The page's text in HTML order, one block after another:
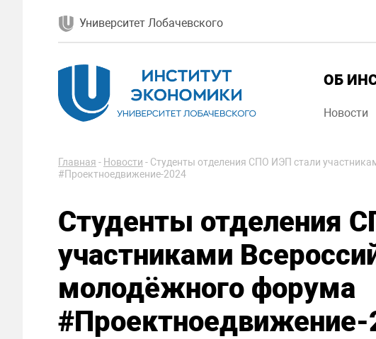
Университет Лобачевского
ОБ
Новости
Главная - Новости - Студенты отделения СПО ИЭП стали
#Проектноедвижение-2024
Студенты отделения
участниками
молодёжного форума
#Проектноедвижение-